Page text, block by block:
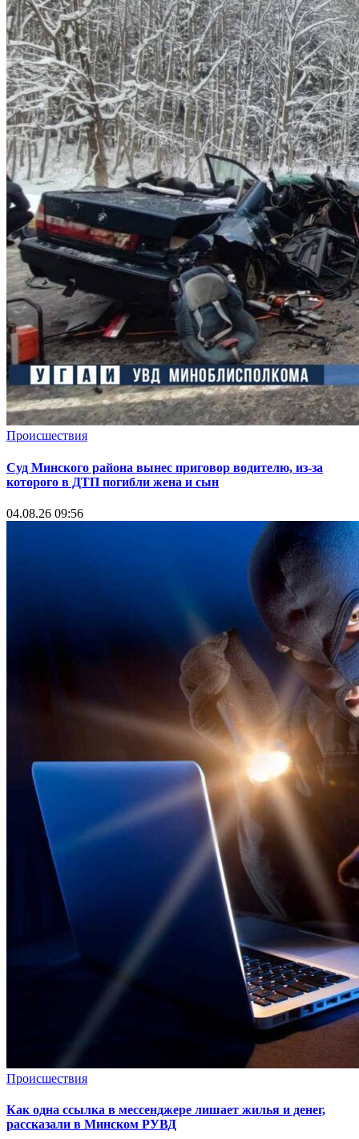
Происшествия
Суд Минского района вынес приговор водителю, из-за
которого в ДТП погибли жена и сын
04.08.26 09:56
Происшествия
Как одна ссылка в мессенджере лишает жилья и денег,
рассказали в Минском РУВД